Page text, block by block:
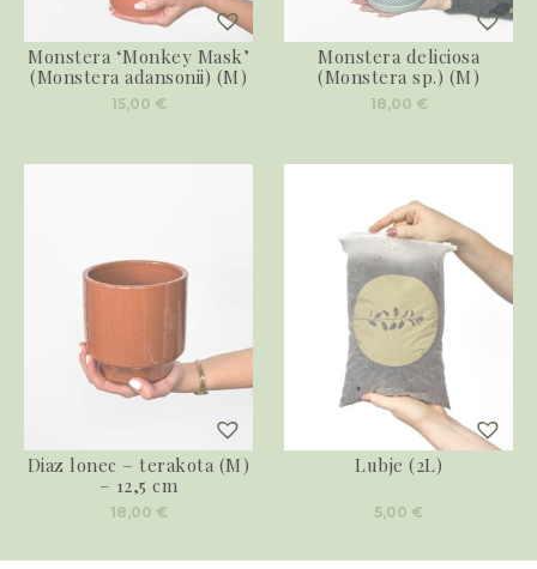
Monstera ‘Monkey Mask’
(Monstera adansonii) (M)
15,00 €
Monstera deliciosa
(Monstera sp.) (M)
18,00 €
Diaz lonec – terakota (M)
– 12,5 cm
18,00 €
Lubje (2L)
5,00 €